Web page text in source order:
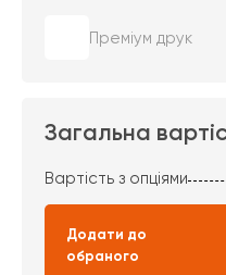
Преміум друк
Загальна
Вартість з опціями
Додати до
обраного